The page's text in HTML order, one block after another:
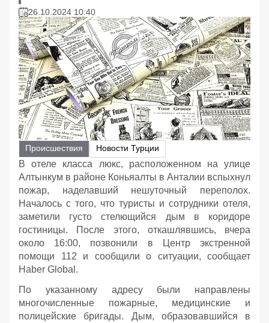
26.10.2024 10:40
Происшествия Новости Турции
В отеле класса люкс, расположенном на улице
Алтынкум в районе Коньяалты в Анталии вспыхнул
пожар, наделавший нешуточный переполох.
Началось с того, что туристы и сотрудники отеля,
заметили густо стелющийся дым в коридоре
гостиницы. После этого, откашлявшись, вчера
около 16:00, позвонили в Центр экстренной
помощи 112 и сообщили о ситуации, сообщает
Haber Global.
По указанному адресу были направлены
многочисленные пожарные, медицинские и
полицейские бригады. Дым, образовавшийся в